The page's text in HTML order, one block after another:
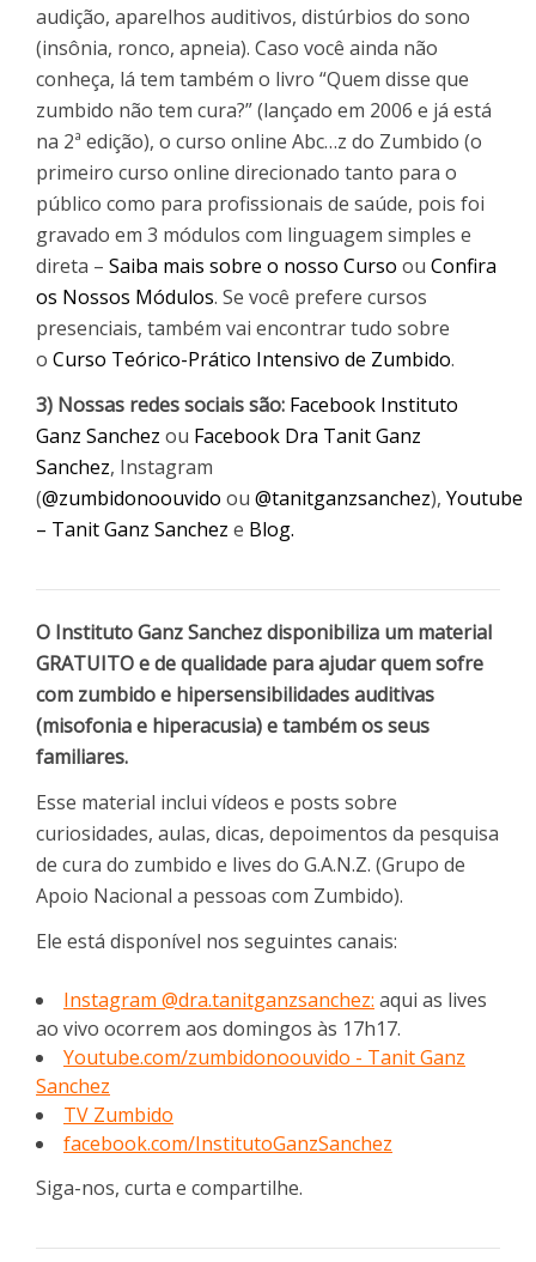
audição, aparelhos auditivos, distúrbios do sono
(insônia, ronco, apneia). Caso você ainda não
conheça, lá tem também o livro “Quem disse que
zumbido não tem cura?” (lançado em 2006 e já está
na 2ª edição), o curso online Abc…z do Zumbido (o
primeiro curso online direcionado tanto para o
público como para profissionais de saúde, pois foi
gravado em 3 módulos com linguagem simples e
direta – Saiba mais sobre o nosso Curso ou Confira
os Nossos Módulos. Se você prefere cursos
presenciais, também vai encontrar tudo sobre
o Curso Teórico-Prático Intensivo de Zumbido.
3) Nossas redes sociais são: Facebook Instituto
Ganz Sanchez ou Facebook Dra Tanit Ganz
Sanchez, Instagram
(@zumbidonoouvido ou @tanitganzsanchez), Youtube
– Tanit Ganz Sanchez e Blog.
O Instituto Ganz Sanchez disponibiliza um material
GRATUITO e de qualidade para ajudar quem sofre
com zumbido e hipersensibilidades auditivas
(misofonia e hiperacusia) e também os seus
familiares.
Esse material inclui vídeos e posts sobre
curiosidades, aulas, dicas, depoimentos da pesquisa
de cura do zumbido e lives do G.A.N.Z. (Grupo de
Apoio Nacional a pessoas com Zumbido).
Ele está disponível nos seguintes canais:
Instagram @dra.tanitganzsanchez: aqui as lives
ao vivo ocorrem aos domingos às 17h17.
Youtube.com/zumbidonoouvido - Tanit Ganz
Sanchez
TV Zumbido
facebook.com/InstitutoGanzSanchez
Siga-nos, curta e compartilhe.